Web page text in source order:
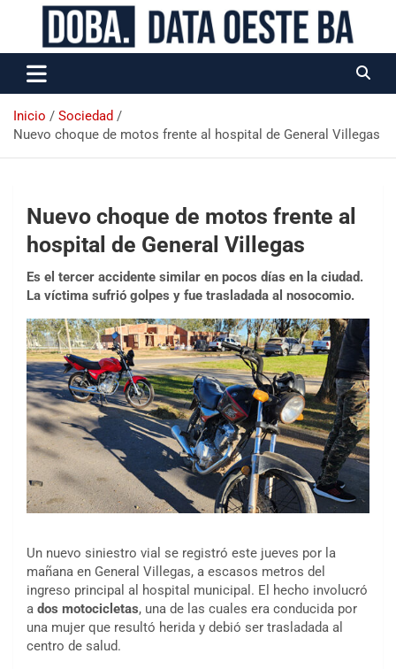
Data Oeste BA
Inicio
Sociedad
Nuevo choque de motos frente al hospital de General Villegas
Nuevo choque de motos frente al
hospital de General Villegas
Es el tercer accidente similar en pocos días en la ciudad.
La víctima sufrió golpes y fue trasladada al nosocomio.
Un nuevo siniestro vial se registró este jueves por la
mañana en General Villegas, a escasos metros del
ingreso principal al hospital municipal. El hecho involucró
a dos motocicletas, una de las cuales era conducida por
una mujer que resultó herida y debió ser trasladada al
centro de salud.